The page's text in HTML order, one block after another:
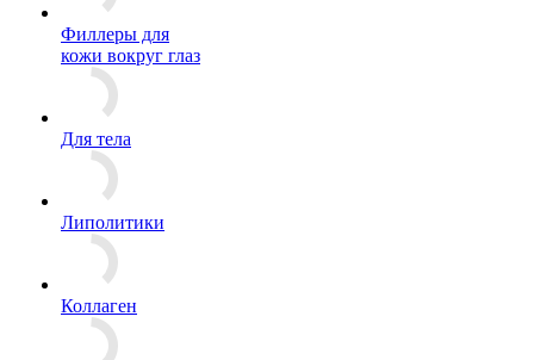
Филлеры для
кожи вокруг глаз
Для тела
Липолитики
Коллаген